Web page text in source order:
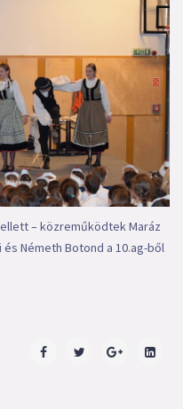
– közreműködtek Maráz
Németh Botond a 10.ag-ből